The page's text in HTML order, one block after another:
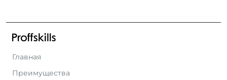
Главная
Преимущества